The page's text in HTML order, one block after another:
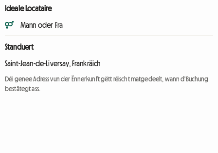
Ideale Locataire
Mann oder Fra
Standuert
Saint-Jean-de-Liversay, Frankräich
Déi genee Adress vun der Ënnerkunft gëtt réischt matgedeelt, wann d'Buchung
bestätegt ass.